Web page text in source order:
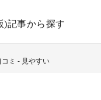
)記事から探す
コミ - 見やすい